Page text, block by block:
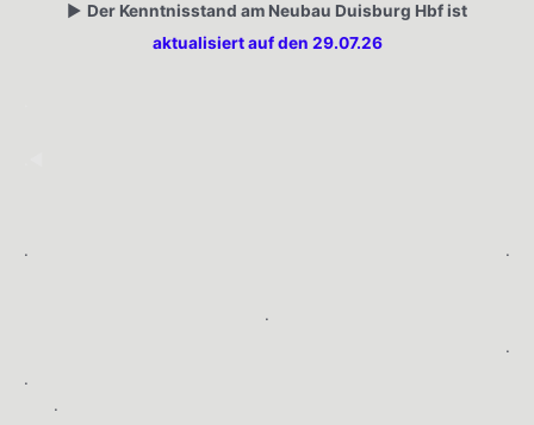
▶️ Der Kenntnisstand am Neubau Duisburg Hbf ist
aktualisiert auf den 29.07.26
. .
.
.
.
.